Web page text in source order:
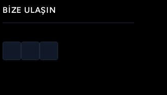
BIZE ULAŞIN